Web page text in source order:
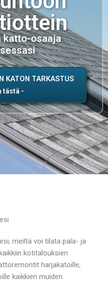
katto-osaaja
KATON TARKASTUS
meiltä voi tilata pala- ja
kotitalouksien
harjakatoille,
kaikkien muiden